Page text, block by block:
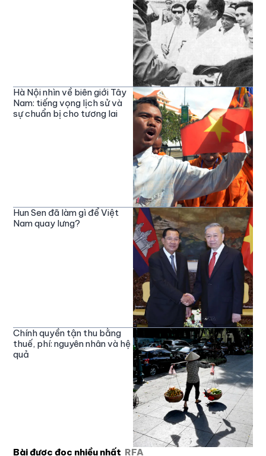
Hà Nội nhìn về biên giới Tây
Nam: tiếng vọng lịch sử và
sự chuẩn bị cho tương lai
Hun Sen đã làm gì để Việt
Nam quay lưng?
Chính quyền tận thu bằng
thuế, phí: nguyên nhân và hệ
quả
Bài được đọc nhiều nhất RFA